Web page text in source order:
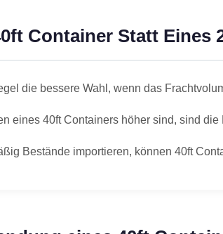
Container Statt Eines
die bessere Wahl, wenn das
eines 40ft Containers höher sind, sind
Bestände importieren, können 40ft